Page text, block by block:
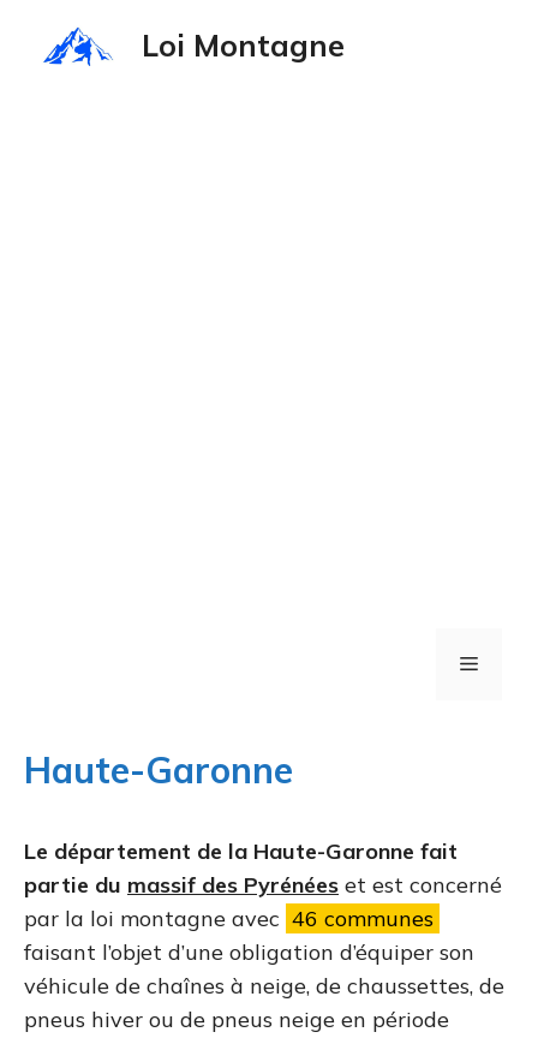
Loi Montagne
Menu
Haute-Garonne
Le département de la Haute-Garonne fait
partie du massif des Pyrénées et est concerné
par la loi montagne avec 46 communes
faisant l’objet d’une obligation d’équiper son
véhicule de chaînes à neige, de chaussettes, de
pneus hiver ou de pneus neige en période